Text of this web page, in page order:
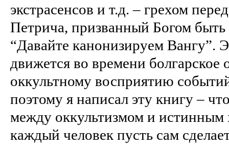
экстрасенсов и т.д. – грехом
Петрича, призванный Богом быть
“Давайте канонизируем Вангу”.
движется во времени болгарское
оккультному восприятию
поэтому я написал эту книгу –
между оккультизмом и истинным
каждый человек пусть сам